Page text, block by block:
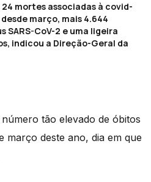
mortes associadas à covid-
março, mais 4.644
SARS-CoV-2 e uma ligeira
indicou a Direção-Geral da
tão elevado de óbitos
março deste ano, dia em que